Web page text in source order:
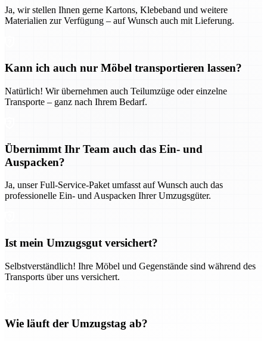
Ja, wir stellen Ihnen gerne Kartons, Klebeband und weitere
Materialien zur Verfügung – auf Wunsch auch mit Lieferung.
Kann ich auch nur Möbel transportieren lassen?
Natürlich! Wir übernehmen auch Teilumzüge oder einzelne
Transporte – ganz nach Ihrem Bedarf.
Übernimmt Ihr Team auch das Ein- und
Auspacken?
Ja, unser Full-Service-Paket umfasst auf Wunsch auch das
professionelle Ein- und Auspacken Ihrer Umzugsgüter.
Ist mein Umzugsgut versichert?
Selbstverständlich! Ihre Möbel und Gegenstände sind während des
Transports über uns versichert.
Wie läuft der Umzugstag ab?